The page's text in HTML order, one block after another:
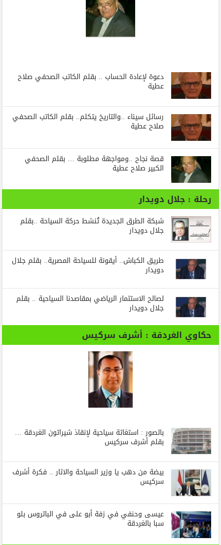
دعوة لإعادة الحساب .. بقلم الكاتب الصحفي صلاح
عطية
رسائل‭ ‬سيناء‭.. ‬والتاريخ‭ ‬يتكلم.. بقلم الكاتب الصحفي
صلاح عطية
قصة نجاح ..ومواجهة مطلوبة … بقلم الصحفي
الكبير صلاح عطية
رحلة : جلال دويدار
شبكة الطرق الجديدة تُنشط حركة السياحة ..بقلم
جلال دويدار
طريق الكباش.. أيقونة للسياحة المصرية.. بقلم جلال
دويدار
لصالح الاستثمار الرياضي بمقاصدنا السياحية .. بقلم
جلال دويدار
حكاوي الغردقة : أشرف سركيس
بالصور : استغاثة سياحية لإنقاذ شيراتون الغردقة …
بقلم أشرف سركيس
بيضة من دهب يا وزير السياحة والاثار .. فكرة أشرف
سركيس
عيسى وحنفي في زفة أبو على في الباتروس بلو
سبا بالغردقة